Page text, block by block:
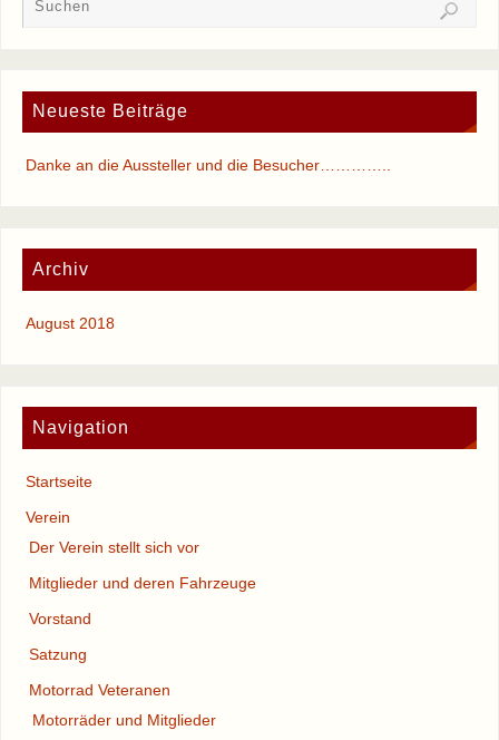
Neueste Beiträge
Danke an die Aussteller und die Besucher…………..
Archiv
August 2018
Navigation
Startseite
Verein
Der Verein stellt sich vor
Mitglieder und deren Fahrzeuge
Vorstand
Satzung
Motorrad Veteranen
Motorräder und Mitglieder